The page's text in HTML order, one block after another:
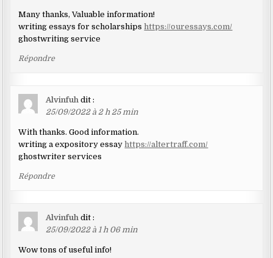
Many thanks, Valuable information!
writing essays for scholarships https://ouressays.com/
ghostwriting service
Répondre
Alvinfuh dit :
25/09/2022 à 2 h 25 min
With thanks. Good information.
writing a expository essayhttps://altertraff.com/
ghostwriter services
Répondre
Alvinfuh dit :
25/09/2022 à 1 h 06 min
Wow tons of useful info!